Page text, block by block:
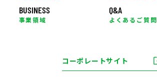
コーポレートサイト
BUSINESS
事業領域
Q&A
よくあるご質問